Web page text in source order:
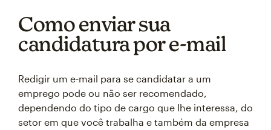
Como enviar sua
candidatura por e-mail
Redigir um e-mail para se candidatar a um
emprego pode ou não ser recomendado,
dependendo do tipo de cargo que lhe interessa, do
setor em que você trabalha e também da empresa